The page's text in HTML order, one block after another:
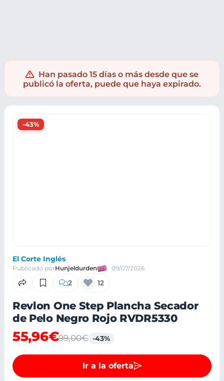
Han pasado 15 días o más desde que se
publicó la oferta, puede que haya expirado.
-43%
El Corte Inglés
Publicado porHunjeldurden 09/07/2026
2 12
Revlon One Step Plancha Secador
de Pelo Negro Rojo RVDR5330
55,96€99,00€ -43%
Ir a la oferta